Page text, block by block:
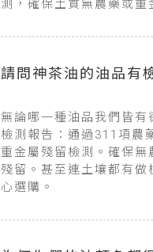
測，確保土質無農藥或重
請問神茶油的油品有
無論哪一種油品我們皆有
檢測報告：通過311項農
重金屬殘留檢測。確保無
殘留。甚至連土壤都有做
心選購。